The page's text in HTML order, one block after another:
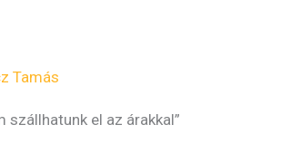
Tamás
szállhatunk el az árakkal”